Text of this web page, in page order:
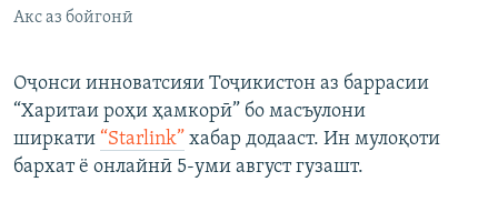
Акс аз бойгонӣ
Оҷонси инноватсияи Тоҷикистон аз баррасии
“Харитаи роҳи ҳамкорӣ” бо масъулони
ширкати “Starlink” хабар додааст. Ин мулоқоти
бархат ё онлайнӣ 5-уми август гузашт.